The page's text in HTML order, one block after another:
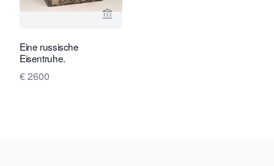
Verkaeuferseite von Limburg
Eine russische
Eisentruhe.
€ 2600